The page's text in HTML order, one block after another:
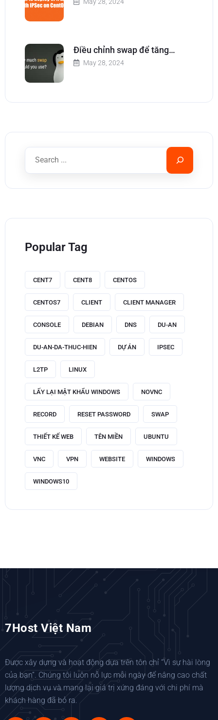
Điều chỉnh swap để tăng…
May 28, 2024
Popular Tag
CENT7 CENT8 CENTOS
CENTOS7 CLIENT CLIENT MANAGER
CONSOLE DEBIAN DNS DU-AN
DU-AN-DA-THUC-HIEN DỰ ÁN IPSEC
L2TP LINUX
LẤY LẠI MẬT KHẨU WINDOWS NOVNC
RECORD RESET PASSWORD SWAP
THIẾT KẾ WEB TÊN MIỀN UBUNTU
VNC VPN WEBSITE WINDOWS
WINDOWS10
7Host Việt Nam
Được xây dựng và hoạt động dựa trên tôn chỉ “Vì sự hài lòng
của bạn”. Chúng tôi luôn nỗ lực mỗi ngày để nâng cao chất
lượng dịch vụ và mang lại giá trị xứng đáng với chi phí mà
khách hàng đã bỏ ra.